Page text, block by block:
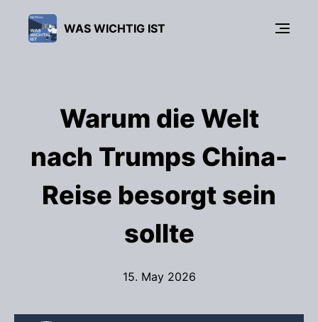
WAS WICHTIG IST
Warum die Welt
nach Trumps China-
Reise besorgt sein
sollte
15. May 2026